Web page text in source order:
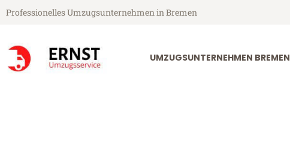
Professionelles Umzugsunternehmen in Bremen
UMZUGSUNTERNEHMEN BREMEN